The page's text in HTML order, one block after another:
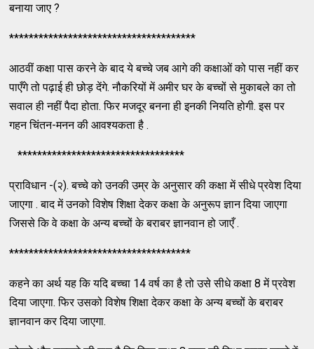
बनाया जाए ?
**************************************
आठवीं कक्षा पास करने के बाद ये बच्चे जब आगे की कक्षाओं को पास नहीं कर
पाएँगे तो पढ़ाई ही छोड़ देंगे. नौकरियों में अमीर घर के बच्चों से मुकाबले का तो
सवाल ही नहीं पैदा होता. फिर मजदूर बनना ही इनकी नियति होगी. इस पर
गहन चिंतन-मनन की आवश्यकता है .
**********************************
प्राविधान -(२). बच्चे को उनकी उम्र के अनुसार की कक्षा में सीधे प्रवेश दिया
जाएगा . बाद में उनको विशेष शिक्षा देकर कक्षा के अनुरूप ज्ञान दिया जाएगा
जिससे कि वे कक्षा के अन्य बच्चों के बराबर ज्ञानवान हो जाएँ .
*************************************
कहने का अर्थ यह कि यदि बच्चा 14 वर्ष का है तो उसे सीधे कक्षा 8 में प्रवेश
दिया जाएगा. फिर उसको विशेष शिक्षा देकर कक्षा के अन्य बच्चों के बराबर
ज्ञानवान कर दिया जाएगा.